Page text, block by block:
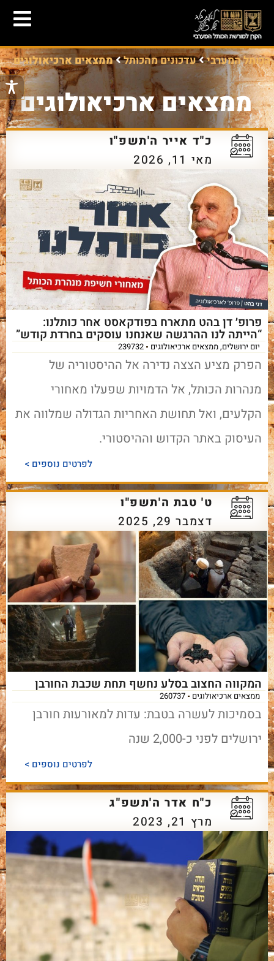
הכותל המערבי עדכונים מהכותל ממצאים ארכיאולוגים
ממצאים ארכיאולוגים
כ"ד אייר ה'תשפ"ו
מאי 11, 2026
פרופ׳ דן בהט מתארח בפודקאסט אחר כותלנו:
“הייתה לנו ההרגשה שאנחנו עוסקים בחרדת קודש”
יום ירושלים,ממצאים ארכיאולוגים 239732
הפרק מציע הצצה נדירה אל ההיסטוריה של
מנהרות הכותל, אל הדמויות שפעלו מאחורי
הקלעים, ואל תחושת האחריות הגדולה שמלווה את
העיסוק באתר הקדוש וההיסטורי.
לפרטים נוספים >
ט' טבת ה'תשפ"ו
דצמבר 29, 2025
המקווה החצוב בסלע נחשף תחת שכבת החורבן
ממצאים ארכיאולוגים 260737
בסמיכות לעשרה בטבת: עדות למאורעות חורבן
ירושלים לפני כ-2,000 שנה
לפרטים נוספים >
כ"ח אדר ה'תשפ"ג
מרץ 21, 2023